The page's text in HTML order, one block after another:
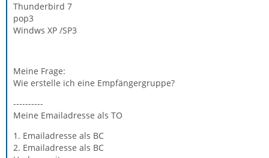
Thunderbird 7
pop3
Windws XP /SP3
Meine Frage:
Wie erstelle ich eine Empfängergruppe?
----------
Meine Emailadresse als TO
1. Emailadresse als BC
2. Emailadresse als BC